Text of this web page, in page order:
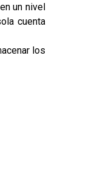
un nivel
cuenta
los